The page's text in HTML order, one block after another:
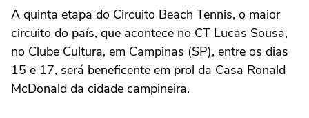
A quinta etapa do Circuito Beach Tennis, o maior
circuito do país, que acontece no CT Lucas Sousa,
no Clube Cultura, em Campinas (SP), entre os dias
15 e 17, será beneficente em prol da Casa Ronald
McDonald da cidade campineira.